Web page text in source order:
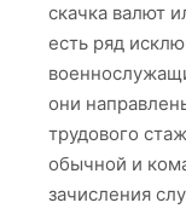
скачка валют
есть ряд
они
трудового
обычной и
зачисления